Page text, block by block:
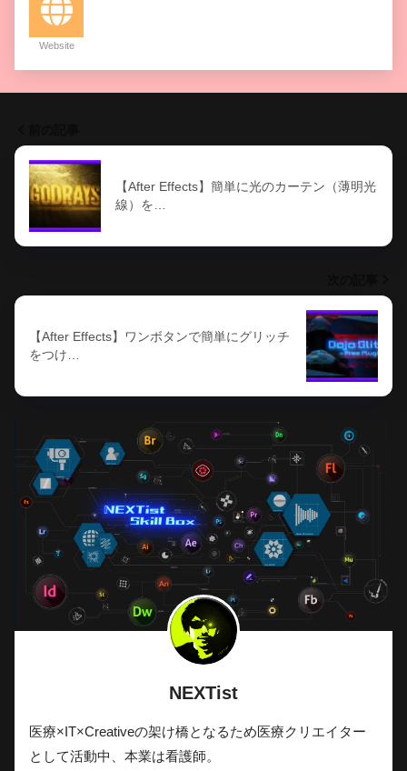
Website
【After Effects】簡単に光のカーテン（薄明光
線）を…
【After Effects】ワンボタンで簡単にグリッチ
をつけ…
NEXTist
医療×IT×Creativeの架け橋となるため医療クリエイター
として活動中、本業は看護師。